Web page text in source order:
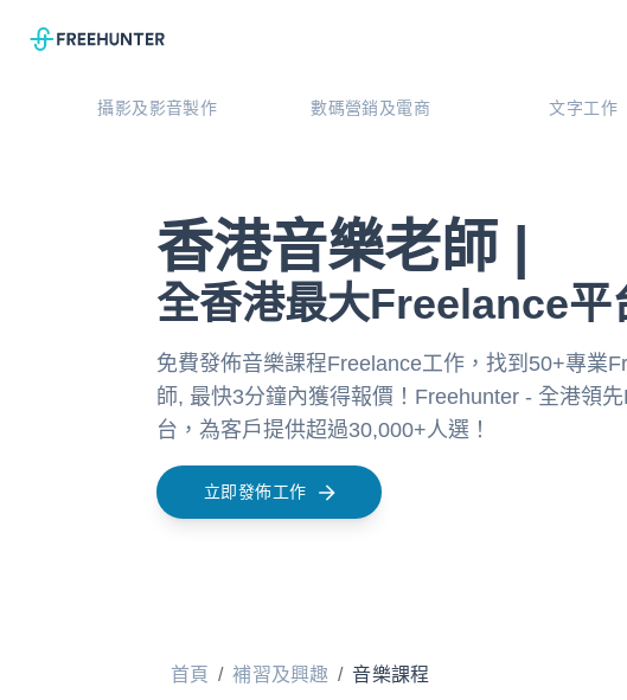
攝影及影音製作 數碼營銷及電商 文字工作
香港音樂老師 |
全香港最大Freelance平
免費發佈音樂課程Freelance工作，找到50+專業
師, 最快3分鐘內獲得報價！Freehunter - 全港領
台，為客戶提供超過30,000+人選！
立即發佈工作
首頁 / 補習及興趣 / 音樂課程